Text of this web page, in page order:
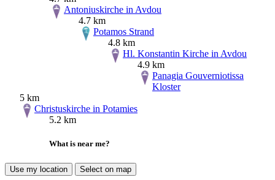
Antoniuskirche in Avdou
4.7 km
Potamos Strand
4.8 km
Hl. Konstantin Kirche in Avdou
4.9 km
Panagia Gouverniotissa
Kloster
5 km
Christuskirche in Potamies
5.2 km
What is near me?
Use my location Select on map